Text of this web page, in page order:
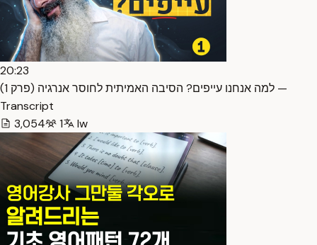
20:23
למה אנחנו עייפים? הסיבה האמיתית לחוסר אנרגיה (פרק 1) —
Transcript
3,054
1 Iw